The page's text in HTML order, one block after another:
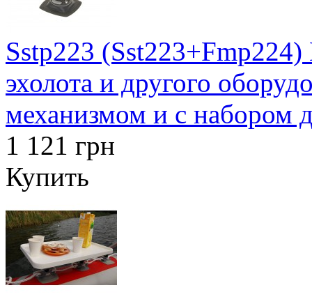
Sstp223
эхолота и другого
механизмом и с набором
1 121 грн
Купить